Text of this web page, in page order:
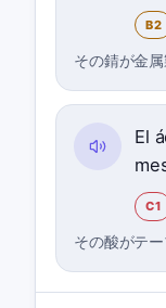
B2
その錆が金
El
C1
その酸がテ